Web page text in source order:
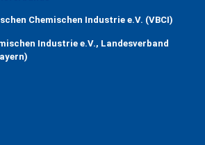
Chemischen Industrie e.V. (VBCI)
Industrie e.V., Landesverband